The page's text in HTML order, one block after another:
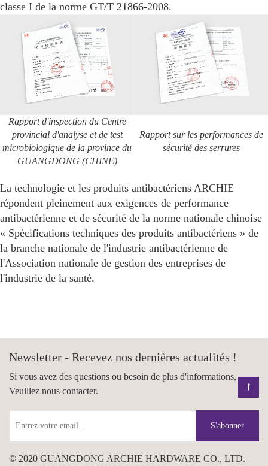
classe I de la norme GT/T 21866-2008.
Rapport d'inspection du Centre
provincial d'analyse et de test
microbiologique de la province du
GUANGDONG (CHINE)
Rapport sur les performances de
sécurité des serrures
La technologie et les produits antibactériens ARCHIE
répondent pleinement aux exigences de performance
antibactérienne et de sécurité de la norme nationale chinoise
« Spécifications techniques des produits antibactériens » de
la branche nationale de l'industrie antibactérienne de
l'Association nationale de gestion des entreprises de
l'industrie de la santé.
Newsletter - Recevez nos dernières actualités !
Si vous avez des questions ou besoin de plus d'informations,
Veuillez nous contacter.
S'abonner
© 2020 GUANGDONG ARCHIE HARDWARE CO., LTD.